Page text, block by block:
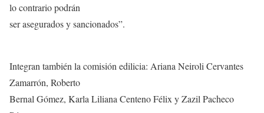
lo contrario podrán
ser asegurados y sancionados”.
Integran también la comisión edilicia: Ariana Neiroli Cervantes
Zamarrón, Roberto
Bernal Gómez, Karla Liliana Centeno Félix y Zazil Pacheco